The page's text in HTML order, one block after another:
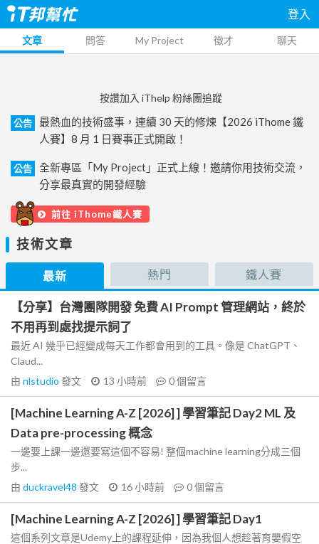
登入
文章 問答 My Project 徵才 聊天
按讚加入 iThelp 粉絲團追蹤
公告
最熱血的技術盛事，連續 30 天的修煉【2026 iThome 鐵
人賽】8 月 1 日賽事正式開啟！
公告
全新專區「My Project」正式上線！邀請你用技術交流，
分享最真實的開發經驗
前往 iThome鐵人賽
技術文章
最新 熱門 鐵人賽
【分享】台灣團隊開發 免費 AI Prompt 管理網站，終於
不用再到處找提示詞了
最近 AI 幾乎已經變成每天工作都會用到的工具。像是 ChatGPT、
Claud...
由 nlstudio 發文 13 小時前 0個留言
[Machine Learning A-Z [2026] ] 學習筆記 Day2 ML 及
Data pre-processing 概念
一邊要上課一邊還要寫這個不容易! 整個machine learning分成三個
步...
由 duckravel48 發文 16 小時前 0個留言
[Machine Learning A-Z [2026] ] 學習筆記 Day1
這個系列文章是Udemy上的課程延伸，因為我個人想趁著育嬰假空